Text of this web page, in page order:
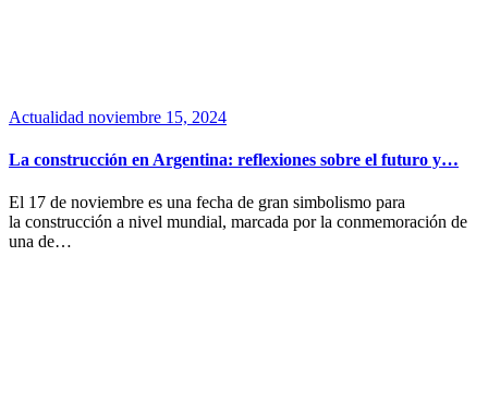
Actualidad noviembre 15, 2024
La construcción en Argentina: reflexiones sobre el futuro y…
El 17 de noviembre es una fecha de gran simbolismo para
la construcción a nivel mundial, marcada por la conmemoración de
una de…